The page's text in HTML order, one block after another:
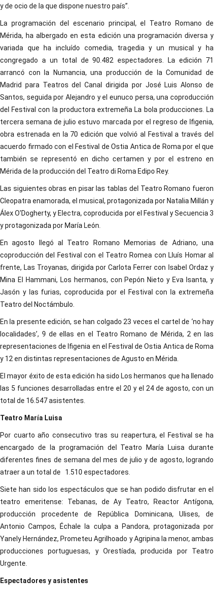
y de ocio de la que dispone nuestro país”.
La programación del escenario principal, el Teatro Romano de
Mérida, ha albergado en esta edición una programación diversa y
variada que ha incluído comedia, tragedia y un musical y ha
congregado a un total de 90.482 espectadores. La edición 71
arrancó con la Numancia, una producción de la Comunidad de
Madrid para Teatros del Canal dirigida por José Luis Alonso de
Santos, seguida por Alejandro y el eunuco persa, una coproducción
del Festival con la productora extremeña La bola producciones. La
tercera semana de julio estuvo marcada por el regreso de Ifigenia,
obra estrenada en la 70 edición que volvió al Festival a través del
acuerdo firmado con el Festival de Ostia Antica de Roma por el que
también se representó en dicho certamen y por el estreno en
Mérida de la producción del Teatro di Roma Edipo Rey.
Las siguientes obras en pisar las tablas del Teatro Romano fueron
Cleopatra enamorada, el musical, protagonizada por Natalia Millán y
Álex O'Dogherty, y Electra, coproducida por el Festival y Secuencia 3
y protagonizada por María León.
En agosto llegó al Teatro Romano Memorias de Adriano, una
coproducción del Festival con el Teatro Romea con Lluís Homar al
frente, Las Troyanas, dirigida por Carlota Ferrer con Isabel Ordaz y
Mina El Hammani, Los hermanos, con Pepón Nieto y Eva Isanta, y
Jasón y las furias, coproducida por el Festival con la extremeña
Teatro del Noctámbulo.
En la presente edición, se han colgado 23 veces el cartel de ‘no hay
localidades’, 9 de ellas en el Teatro Romano de Mérida, 2 en las
representaciones de Ifigenia en el Festival de Ostia Antica de Roma
y 12 en distintas representaciones de Agusto en Mérida.
El mayor éxito de esta edición ha sido Los hermanos que ha llenado
las 5 funciones desarrolladas entre el 20 y el 24 de agosto, con un
total de 16.547 asistentes.
Teatro María Luisa
Por cuarto año consecutivo tras su reapertura, el Festival se ha
encargado de la programación del Teatro María Luisa durante
diferentes fines de semana del mes de julio y de agosto, logrando
atraer a un total de 1.510 espectadores.
Siete han sido los espectáculos que se han podido disfrutar en el
teatro emeritense: Tebanas, de Ay Teatro, Reactor Antígona,
producción procedente de República Dominicana, Ulises, de
Antonio Campos, Échale la culpa a Pandora, protagonizada por
Yanely Hernández, Prometeu Agrilhoado y Agripina la menor, ambas
producciones portuguesas, y Orestíada, producida por Teatro
Urgente.
Espectadores y asistentes